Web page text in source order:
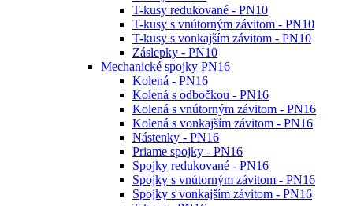
T-kusy redukované - PN10
T-kusy s vnútorným závitom - PN10
T-kusy s vonkajším závitom - PN10
Záslepky - PN10
Mechanické spojky PN16
Kolená - PN16
Kolená s odbočkou - PN16
Kolená s vnútorným závitom - PN16
Kolená s vonkajším závitom - PN16
Nástenky - PN16
Priame spojky - PN16
Spojky redukované - PN16
Spojky s vnútorným závitom - PN16
Spojky s vonkajším závitom - PN16